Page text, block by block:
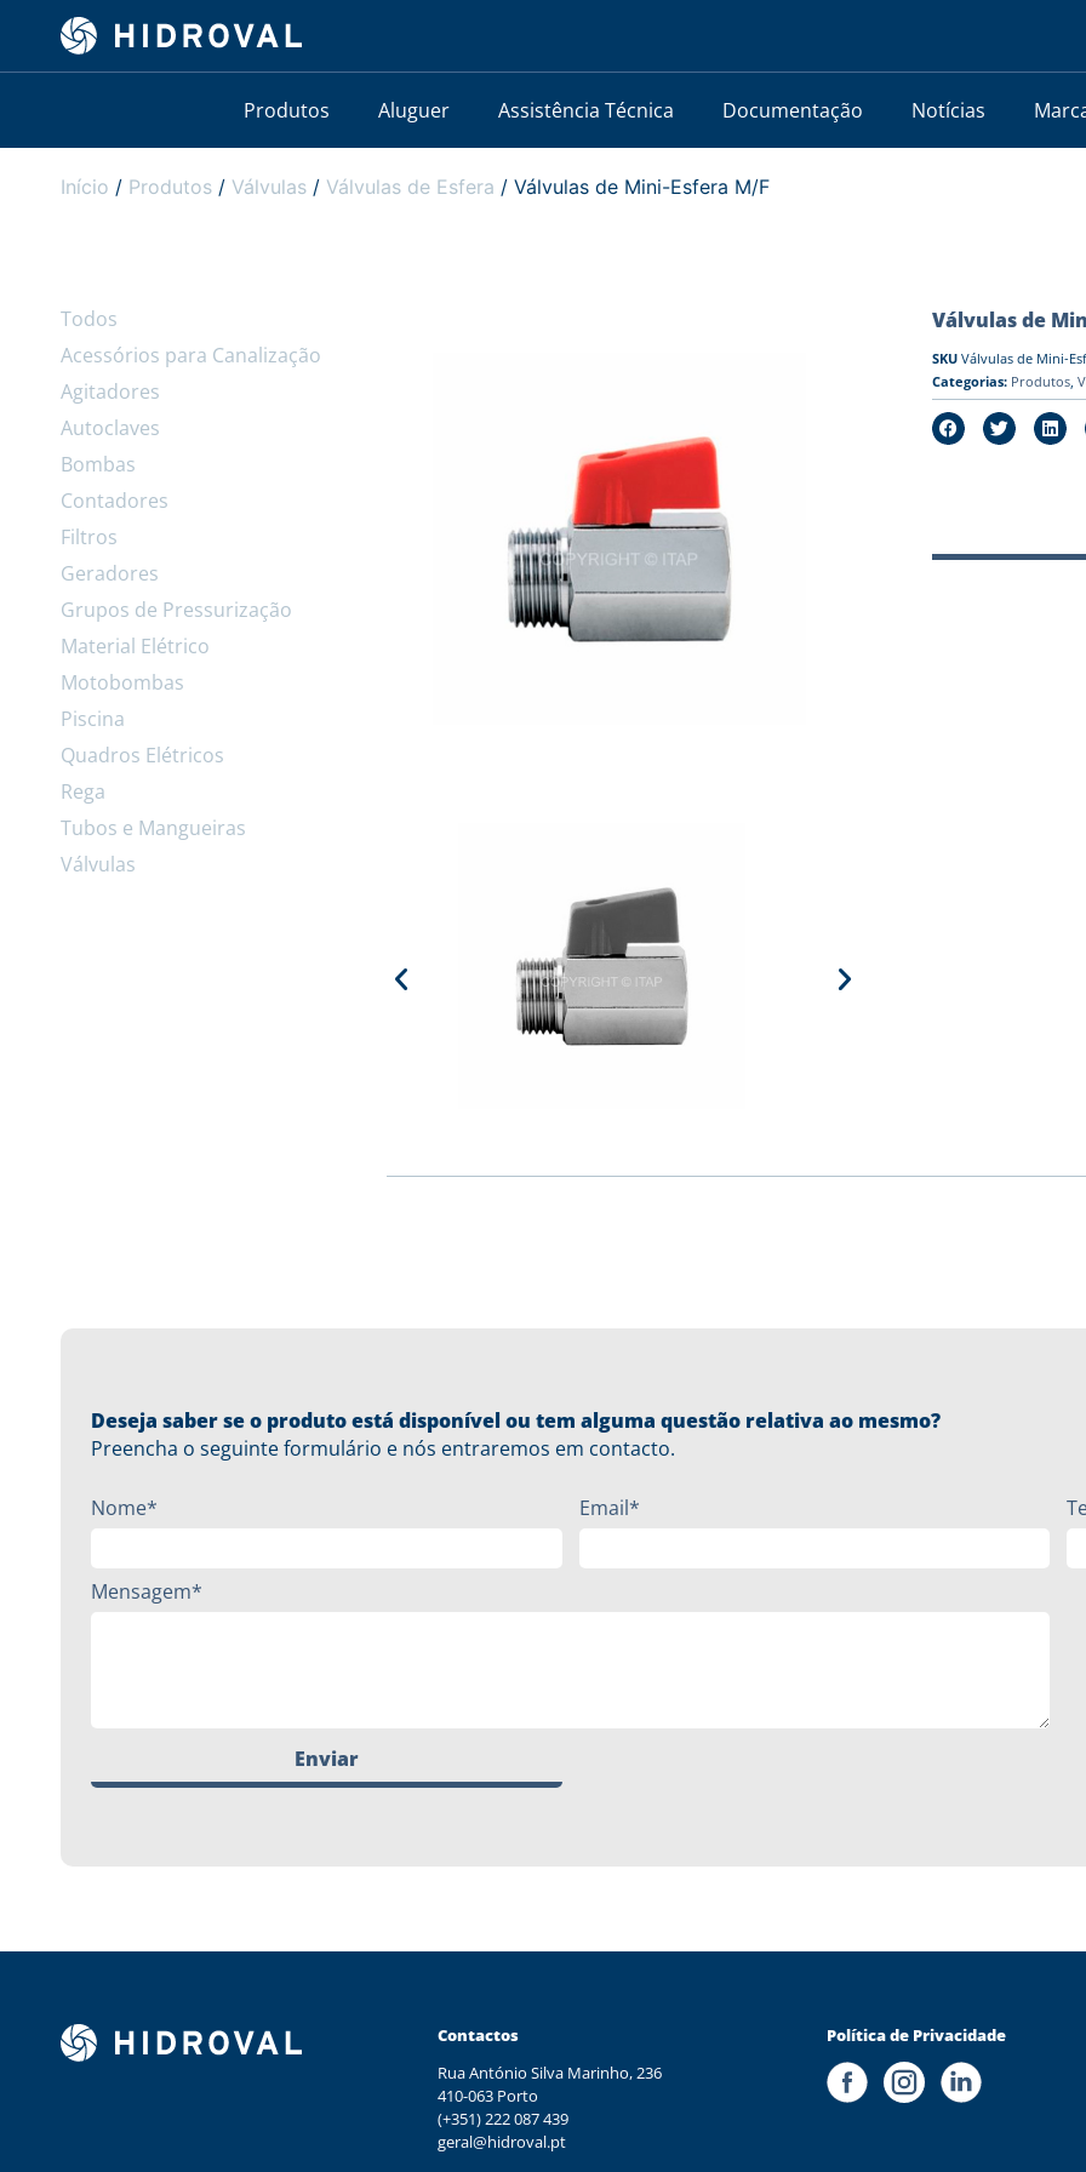
Produtos Aluguer Assistência Técnica Documentação Notícias
Início / Produtos / Válvulas / Válvulas de Esfera / Válvulas de Mini-Esfera M/F
Todos
Acessórios para Canalização
Agitadores
Autoclaves
Bombas
Contadores
Filtros
Geradores
Grupos de Pressurização
Material Elétrico
Motobombas
Piscina
Quadros Elétricos
Rega
Tubos e Mangueiras
Válvulas
Válvulas de
SKU Válvulas de Mini-
Categorias: Produtos,
Deseja saber se o produto está disponível ou tem alguma questão relativa ao mesmo?
Preencha o seguinte formulário e nós entraremos em contacto.
Nome* Email*
Mensagem*
Enviar
Contactos
Rua António Silva Marinho, 236
410-063 Porto
(+351) 222 087 439
geral@hidroval.pt
Política de Privacidade